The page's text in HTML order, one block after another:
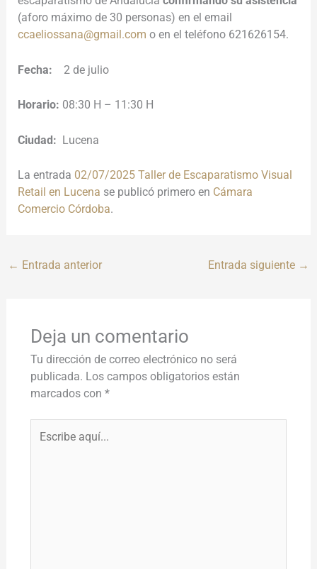
(aforo máximo de 30 personas) en el email
ccaeliossana@gmail.com o en el teléfono 621626154.
Fecha: 2 de julio
Horario: 08:30 H – 11:30 H
Ciudad: Lucena
La entrada 02/07/2025 Taller de Escaparatismo Visual
Retail en Lucena se publicó primero en Cámara
Comercio Córdoba.
← Entrada anterior Entrada siguiente →
Deja un comentario
Tu dirección de correo electrónico no será
publicada. Los campos obligatorios están
marcados con *
aquí...